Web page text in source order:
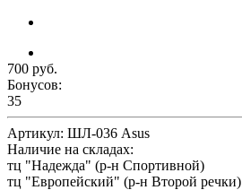
700 руб.
Бонусов:
35
Артикул: ШЛ-036 Asus
Наличие на складах:
тц "Надежда" (р-н Спортивной)
тц "Европейский" (р-н Второй речки)